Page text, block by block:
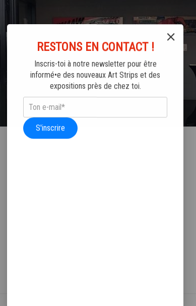
RESTONS EN CONTACT !
Inscris-toi à notre newsletter pour être
informé•e des nouveaux Art Strips et des
expositions près de chez toi.
S'inscrire